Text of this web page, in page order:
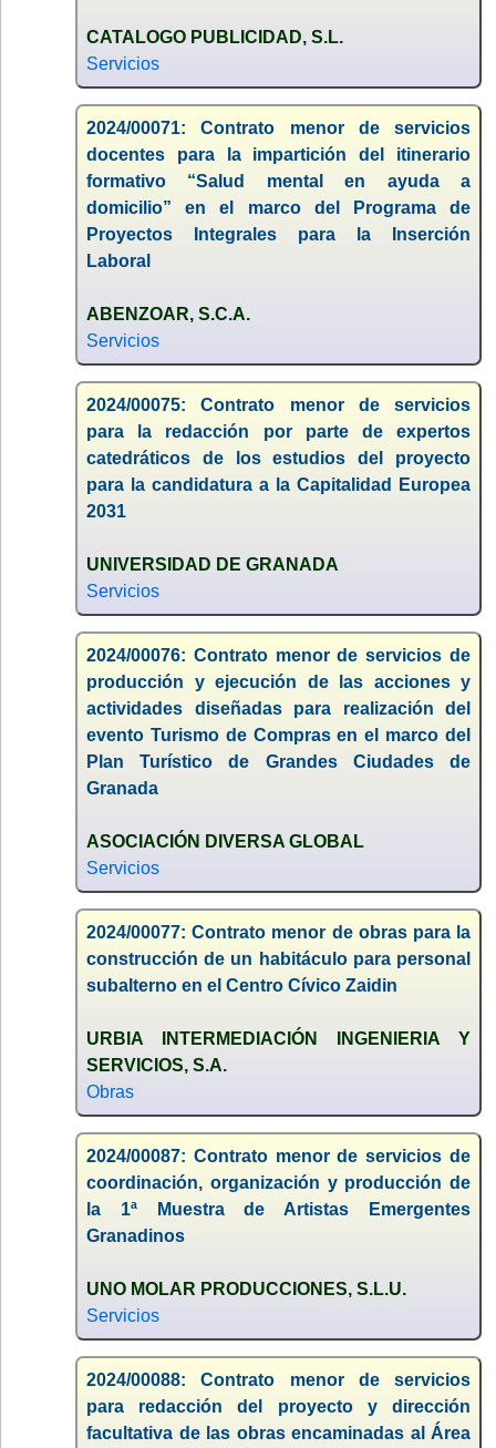
CATALOGO PUBLICIDAD, S.L.
Servicios
2024/00071: Contrato menor de servicios
docentes para la impartición del itinerario
formativo “Salud mental en ayuda a
domicilio” en el marco del Programa de
Proyectos Integrales para la Inserción
Laboral
ABENZOAR, S.C.A.
Servicios
2024/00075: Contrato menor de servicios
para la redacción por parte de expertos
catedráticos de los estudios del proyecto
para la candidatura a la Capitalidad Europea
2031
UNIVERSIDAD DE GRANADA
Servicios
2024/00076: Contrato menor de servicios de
producción y ejecución de las acciones y
actividades diseñadas para realización del
evento Turismo de Compras en el marco del
Plan Turístico de Grandes Ciudades de
Granada
ASOCIACIÓN DIVERSA GLOBAL
Servicios
2024/00077: Contrato menor de obras para la
construcción de un habitáculo para personal
subalterno en el Centro Cívico Zaidin
URBIA INTERMEDIACIÓN INGENIERIA Y
SERVICIOS, S.A.
Obras
2024/00087: Contrato menor de servicios de
coordinación, organización y producción de
la 1ª Muestra de Artistas Emergentes
Granadinos
UNO MOLAR PRODUCCIONES, S.L.U.
Servicios
2024/00088: Contrato menor de servicios
para redacción del proyecto y dirección
facultativa de las obras encaminadas al Área